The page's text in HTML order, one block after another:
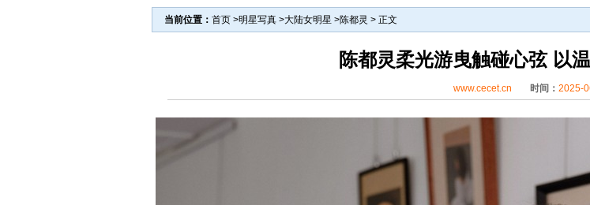
当前位置： 首页 >明星写真 >大陆女明星 >陈都灵 > 正文
陈都灵柔光游曳触碰心弦 以
www.cecet.cn 时间： 2025-